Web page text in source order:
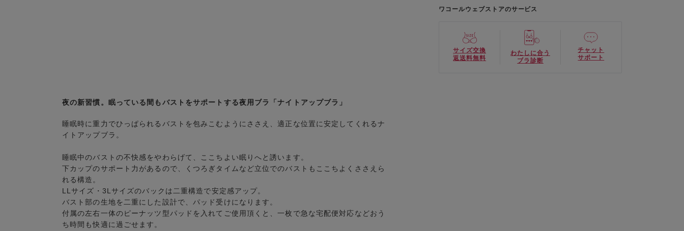
ワコールウェブストアのサービス
サイズ交換
返送料無料
わたしに合う
ブラ診断
チャット
サポート
夜の新習慣。眠っている間もバストをサポートする夜用ブラ「ナイトアップブラ」
睡眠時に重力でひっぱられるバストを包みこむようにささえ、適正な位置に安定してくれるナ
イトアップブラ。
睡眠中のバストの不快感をやわらげて、ここちよい眠りへと誘います。
下カップのサポート力があるので、くつろぎタイムなど立位でのバストもここちよくささえら
れる構造。
LLサイズ・3Lサイズのバックは二重構造で安定感アップ。
バスト部の生地を二重にした設計で、パッド受けになります。
付属の左右一体のピーナッツ型パッドを入れてご使用頂くと、一枚で急な宅配便対応などおう
ち時間も快適に過ごせます。